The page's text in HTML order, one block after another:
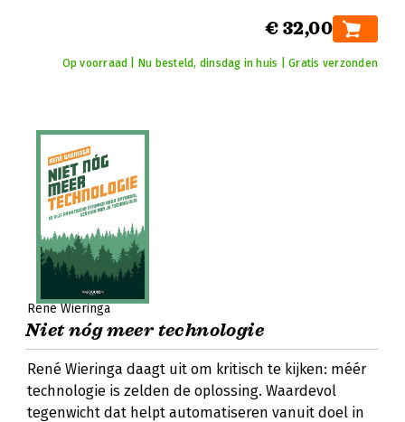
€ 32,00
Op voorraad | Nu besteld, dinsdag in huis | Gratis verzonden
René Wieringa
Niet nóg meer technologie
René Wieringa daagt uit om kritisch te kijken: méér
technologie is zelden de oplossing. Waardevol
tegenwicht dat helpt automatiseren vanuit doel in